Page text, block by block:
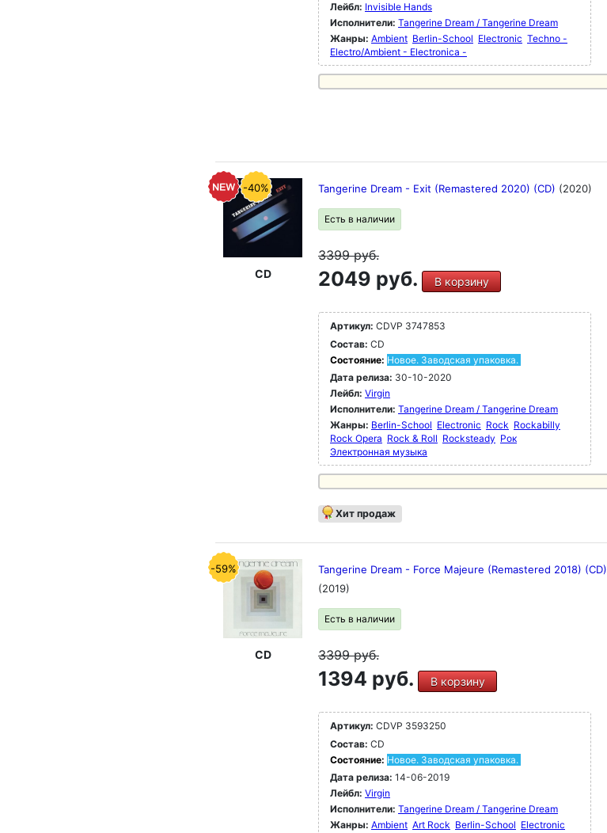
Лейбл: Invisible Hands
Исполнители: Tangerine Dream / Tangerine Dream
Жанры: Ambient Berlin-School Electronic Techno -
Electro/Ambient - Electronica -
-40%
CD
Tangerine Dream - Exit (Remastered 2020) (CD) (2020)
Есть в наличии
3399руб.
2049 руб. В корзину
Артикул: CDVP 3747853
Состав: CD
Состояние: Новое. Заводская упаковка.
Дата релиза: 30-10-2020
Лейбл: Virgin
Исполнители: Tangerine Dream / Tangerine Dream
Жанры: Berlin-School Electronic Rock Rockabilly
Rock Opera Rock & Roll Rocksteady Рок
Электронная музыка
Хит продаж
-59%
CD
Tangerine Dream - Force Majeure (Remastered 2018) (CD)
(2019)
Есть в наличии
3399руб.
1394 руб. В корзину
Артикул: CDVP 3593250
Состав: CD
Состояние: Новое. Заводская упаковка.
Дата релиза: 14-06-2019
Лейбл: Virgin
Исполнители: Tangerine Dream / Tangerine Dream
Жанры: Ambient Art Rock Berlin-School Electronic